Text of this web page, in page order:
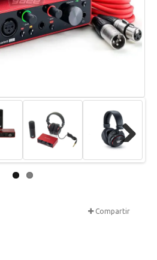
Next
Compartir